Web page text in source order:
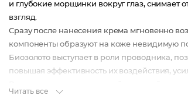
и глубокие морщинки вокруг глаз, снимает
взгляд.
Сразу после нанесения крема мгновенно
компоненты образуют на коже невидимую
Биозолото выступает в роли проводника,
повышая эффективность их воздействия,
Читать все